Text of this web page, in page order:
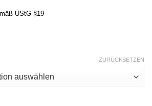
UStG §19
ZURÜCKSETZEN
Menge